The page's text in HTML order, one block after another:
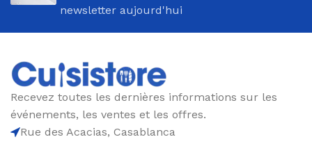
newsletter aujourd'hui
Recevez toutes les dernières informations sur les
événements, les ventes et les offres.
Rue des Acacias, Casablanca